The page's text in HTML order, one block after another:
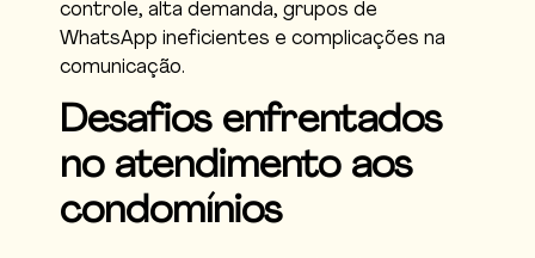
controle, alta demanda, grupos de
WhatsApp ineficientes e complicações na
comunicação.
Desafios enfrentados
no atendimento aos
condomínios